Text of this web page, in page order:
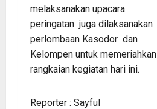
melaksanakan upacara
peringatan juga dilaksanakan
perlombaan Kasodor dan
Kelompen untuk memeriahkan
rangkaian kegiatan hari ini.
Reporter : Sayful